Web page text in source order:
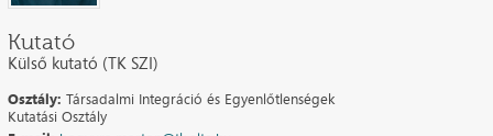
Kutató
Külső kutató (TK SZI)
Osztály: Társadalmi Integráció és Egyenlőtlenségek
Kutatási Osztály